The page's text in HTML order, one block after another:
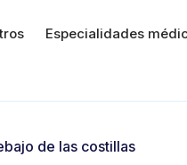
Especialidades
de las costillas